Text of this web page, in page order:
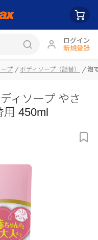
ログイン
新規登録
プ ボディソープ（詰替） 泡
ィソープ やさ
用 450ml